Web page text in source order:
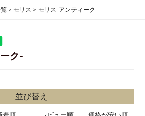
モリス モリス-アンティーク-
ク-
並び替え